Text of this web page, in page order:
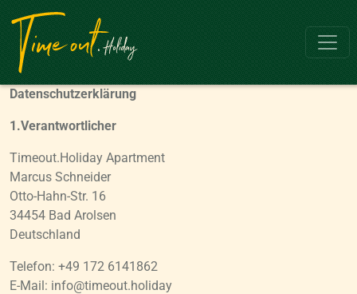
Direkt zum Inhalt wechseln
Hauptnavigation
Datenschutzerklärung
1.Verantwortlicher
Timeout.Holiday Apartment
Marcus Schneider
Otto-Hahn-Str. 16
34454 Bad Arolsen
Deutschland
Telefon: +49 172 6141862
E-Mail: info@timeout.holiday